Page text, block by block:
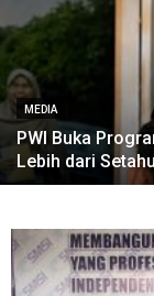
MEDIA
PWI Buka
Lebih dari